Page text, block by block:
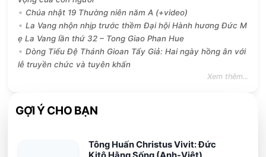
Chúa nhật 19 Thường niên năm A (+video)
La Vang nhộn nhịp trước thềm Đại hội Hành hương Đức M
ẹ La Vang lần thứ 32 – Tong Giao Phan Hue
Dòng Tiểu Đệ Thánh Gioan Tẩy Giả: Hai ngày hồng ân với
lễ truyền chức và tuyên khấn
Xem thêm...
GỢI Ý CHO BẠN
Tông Huấn Christus Vivit: Đức